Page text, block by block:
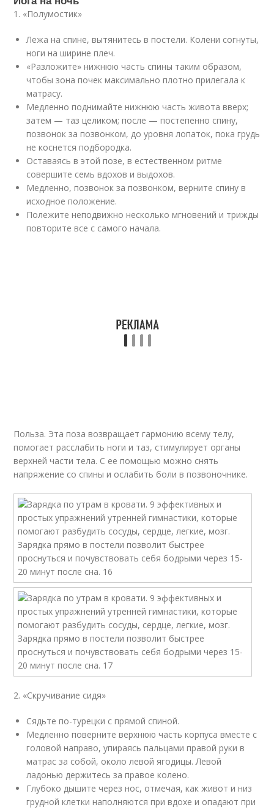
1. «Полумостик»
Лежа на спине, вытянитесь в постели. Колени согнуты,
ноги на ширине плеч.
«Разложите» нижнюю часть спины таким образом,
чтобы зона почек максимально плотно прилегала к
матрасу.
Медленно поднимайте нижнюю часть живота вверх;
затем — таз целиком; после — постепенно спину,
позвонок за позвонком, до уровня лопаток, пока грудь
не коснется подбородка.
Оставаясь в этой позе, в естественном ритме
совершите семь вдохов и выдохов.
Медленно, позвонок за позвонком, верните спину в
исходное положение.
Полежите неподвижно несколько мгновений и трижды
повторите все с самого начала.
Польза. Эта поза возвращает гармонию всему телу,
помогает расслабить ноги и таз, стимулирует органы
верхней части тела. С ее помощью можно снять
напряжение со спины и ослабить боли в позвоночнике.
2. «Скручивание сидя»
Сядьте по-турецки с прямой спиной.
Медленно поверните верхнюю часть корпуса вместе с
головой направо, упираясь пальцами правой руки в
матрас за собой, около левой ягодицы. Левой
ладонью держитесь за правое колено.
Глубоко дышите через нос, отмечая, как живот и низ
грудной клетки наполняются при вдохе и опадают при